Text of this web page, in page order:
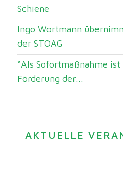
Schiene
Ingo Wortmann
der STOAG
“Als Sofortmaßnahme
Förderung der...
AKTUELLE